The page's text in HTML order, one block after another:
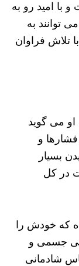
با امید رو به
توانند به
تلاش فراوان
می گوید
و
بسیار
در کل
که خودش را
جسمی و
شادمانی